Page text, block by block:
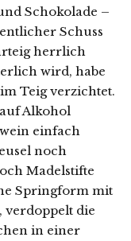
Schokolade –
Schuss
herrlich
wird, habe
Teig verzichtet.
Alkohol
einfach
noch
Madelstifte
Springform mit
verdoppelt die
in einer